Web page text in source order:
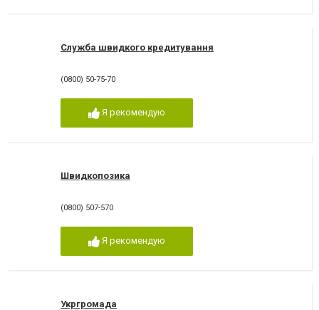
Служба швидкого кредитування
(0800) 50-75-70
Я рекомендую
Швидкопозика
(0800) 507-570
Я рекомендую
Укргромада